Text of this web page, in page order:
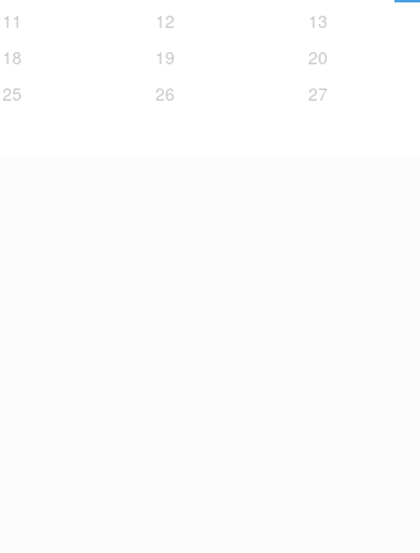
11 12 13
18 19 20
25 26 27